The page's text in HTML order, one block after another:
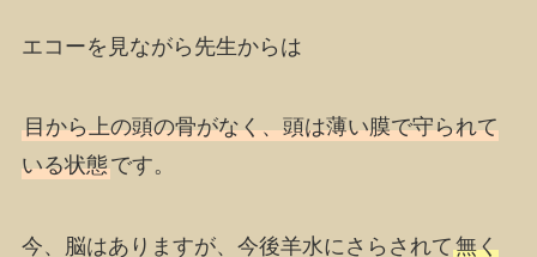
エコーを見ながら先生からは
目から上の頭の骨がなく、頭は薄い膜で守られて
いる状態です。
今、脳はありますが、今後羊水にさらされて無く